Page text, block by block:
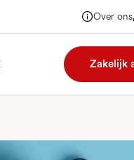
Over ons
Zakelijk